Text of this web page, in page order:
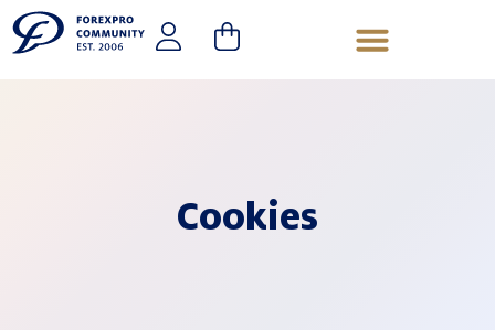
Cookies